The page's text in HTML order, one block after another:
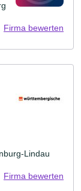
Firma bewerten
Lindau
Firma bewerten